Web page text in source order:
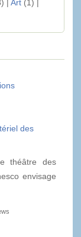
| Art(1) |
des
théâtre des
envisage